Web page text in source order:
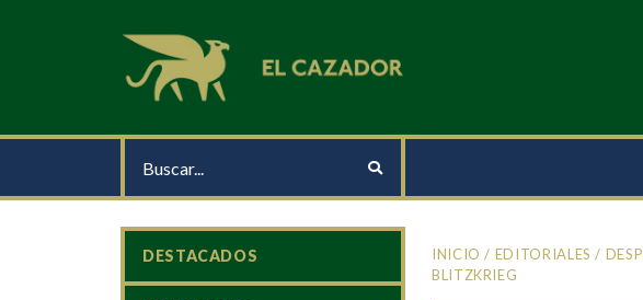
INICIO / EDITORIALES /
BLITZKRIEG
DESTACADOS